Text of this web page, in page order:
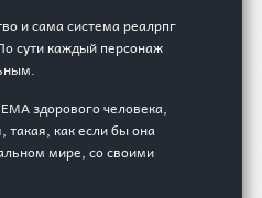
и сама система реалрпг
сути каждый персонаж
здорового человека,
такая, как если бы она
мире, со своими